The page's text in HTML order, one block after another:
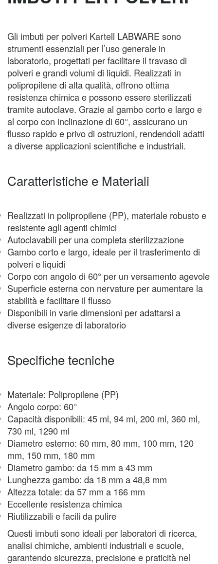
Gli imbuti per polveri Kartell LABWARE sono
strumenti essenziali per l’uso generale in
laboratorio, progettati per facilitare il travaso di
polveri e grandi volumi di liquidi. Realizzati in
polipropilene di alta qualità, offrono ottima
resistenza chimica e possono essere sterilizzati
tramite autoclave. Grazie al gambo corto e largo e
al corpo con inclinazione di 60°, assicurano un
flusso rapido e privo di ostruzioni, rendendoli adatti
a diverse applicazioni scientifiche e industriali.
Caratteristiche e Materiali
Realizzati in polipropilene (PP), materiale robusto e
resistente agli agenti chimici
Autoclavabili per una completa sterilizzazione
Gambo corto e largo, ideale per il trasferimento di
polveri e liquidi
Corpo con angolo di 60° per un versamento agevole
Superficie esterna con nervature per aumentare la
stabilità e facilitare il flusso
Disponibili in varie dimensioni per adattarsi a
diverse esigenze di laboratorio
Specifiche tecniche
Materiale: Polipropilene (PP)
Angolo corpo: 60°
Capacità disponibili: 45 ml, 94 ml, 200 ml, 360 ml,
730 ml, 1290 ml
Diametro esterno: 60 mm, 80 mm, 100 mm, 120
mm, 150 mm, 180 mm
Diametro gambo: da 15 mm a 43 mm
Lunghezza gambo: da 18 mm a 48,8 mm
Altezza totale: da 57 mm a 166 mm
Eccellente resistenza chimica
Riutilizzabili e facili da pulire
Questi imbuti sono ideali per laboratori di ricerca,
analisi chimiche, ambienti industriali e scuole,
garantendo sicurezza, precisione e praticità nel